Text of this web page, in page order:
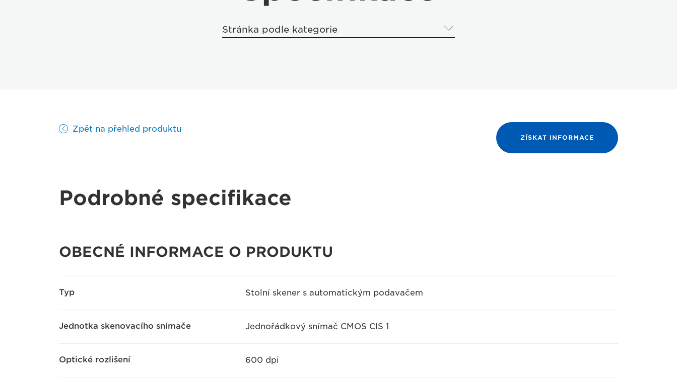
Stránka podle kategorie
Zpět na přehled produktu
ZÍSKAT INFORMACE
Podrobné specifikace
OBECNÉ INFORMACE O PRODUKTU
Typ Stolní skener s automatickým podavačem
Jednotka skenovacího snímače Jednořádkový snímač CMOS CIS 1
Optické rozlišení 600 dpi